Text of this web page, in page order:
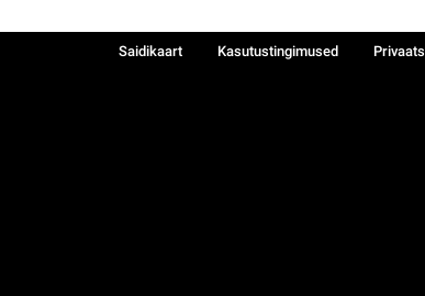
Saidikaart Kasutustingimused